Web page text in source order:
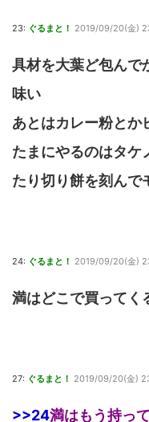
23: ぐるまと！ 2019/09/20(金)
具材を大葉ど包んで
味い
あとはカレー粉とか
たまにやるのはタケ
たり切り餅を刻んで
24: ぐるまと！ 2019/09/20(金)
満はどこで買ってく
27: ぐるまと！ 2019/09/20(金)
>>24満はもう持っ